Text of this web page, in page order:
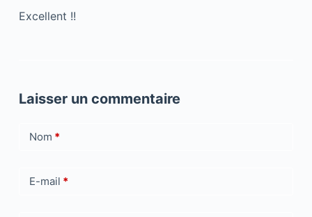
Excellent !!
Laisser un commentaire
Nom *
E-mail *